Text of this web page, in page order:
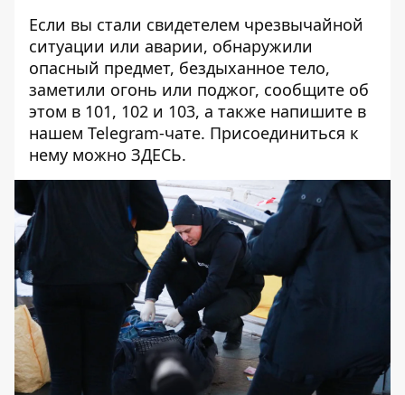
Если вы стали свидетелем чрезвычайной
ситуации или аварии, обнаружили
опасный предмет, бездыханное тело,
заметили огонь или поджог, сообщите об
этом в 101, 102 и 103, а также напишите в
нашем Telegram-чате. Присоединиться к
нему можно ЗДЕСЬ.